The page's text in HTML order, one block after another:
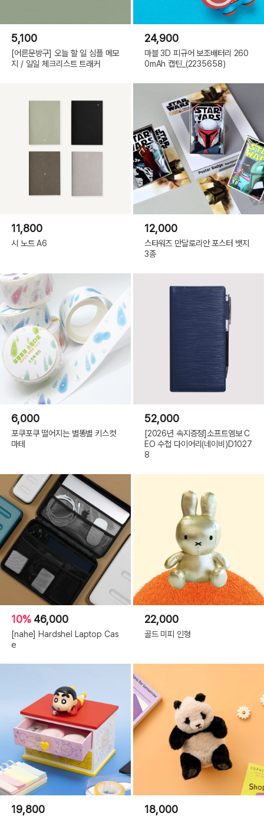
5,100
[어른문방구] 오늘 할 일 심플 메모
지 / 일일 체크리스트 트래커
24,900
마블 3D 피규어 보조배터리 260
0mAh 캡틴_(2235658)
11,800
시 노트 A6
12,000
스타워즈 만달로리안 포스터 뱃지
3종
6,000
포쿠포쿠 떨어지는 별똥별 키스컷
마테
52,000
[2026년 속지증정]소프트엠보 C
EO 수첩 다이어리(네이비)D1027
8
10% 46,000
[nahe] Hardshel Laptop Cas
e
22,000
골드 미피 인형
19,800 18,000